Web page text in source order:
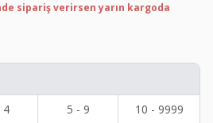
sipariş verirsen yarın kargoda
4 5 - 9
10 - 9999